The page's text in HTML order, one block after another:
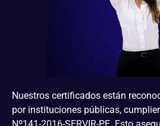
Nuestros certificados están
por instituciones públicas,
Nº141-2016-SERVIR-PE. Esto